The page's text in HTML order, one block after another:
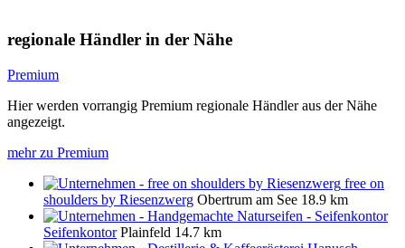
regionale Händler in der Nähe
Premium
Hier werden vorrangig Premium regionale Händler aus der Nähe
angezeigt.
mehr zu Premium
free on
shoulders by Riesenzwerg Obertrum am See 18.9 km
Seifenkontor Plainfeld 14.7 km